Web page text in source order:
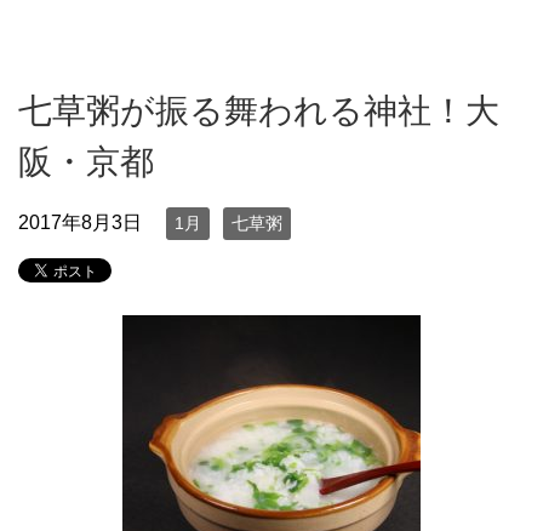
七草粥が振る舞われる神社！大
阪・京都
2017年8月3日 1月 七草粥